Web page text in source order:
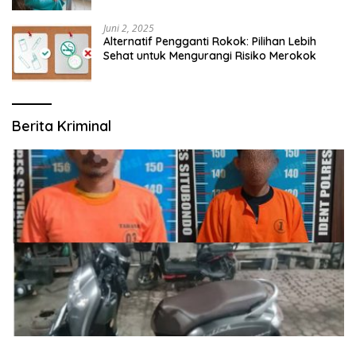
Juni 2, 2025
Alternatif Pengganti Rokok: Pilihan Lebih
Sehat untuk Mengurangi Risiko Merokok
Berita Kriminal